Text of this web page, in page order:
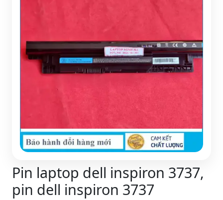
Pin laptop dell inspiron 3737,
pin dell inspiron 3737